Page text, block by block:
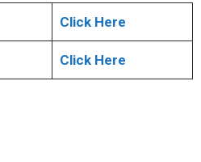
Click Here
Click Here